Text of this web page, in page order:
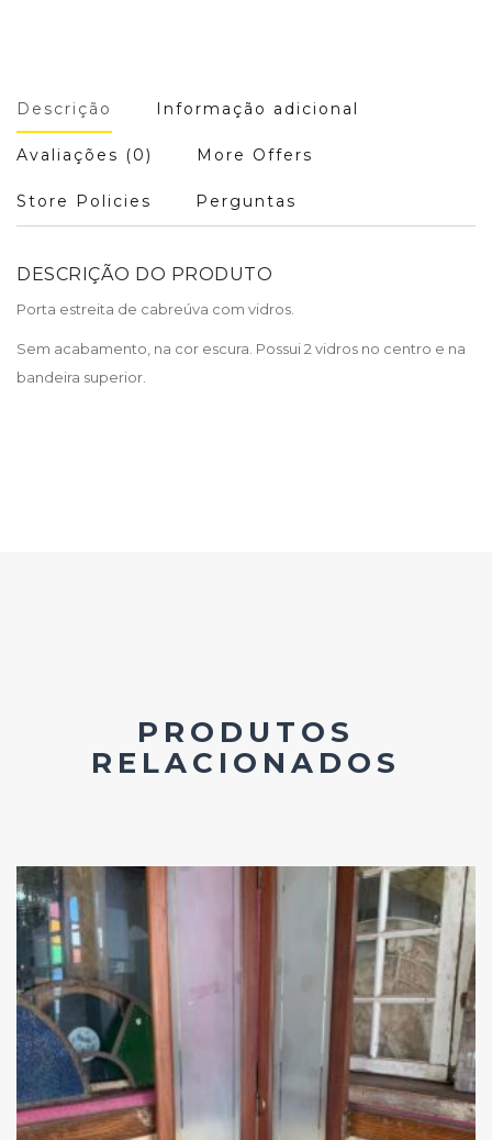
Descrição Informação adicional
Avaliações (0) More Offers
Store Policies Perguntas
DESCRIÇÃO DO PRODUTO
Porta estreita de cabreúva com vidros.
Sem acabamento, na cor escura. Possui 2 vidros no centro e na
bandeira superior.
PRODUTOS
RELACIONADOS
ao
Favoritos